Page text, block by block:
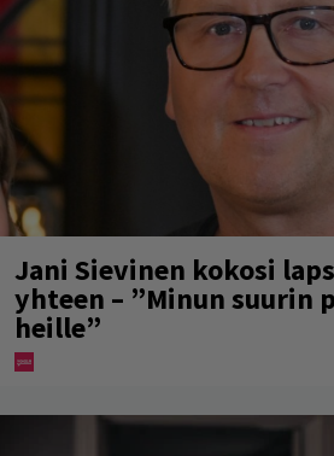
Jani Sievinen kokosi
yhteen – ”Minun suurin
heille”